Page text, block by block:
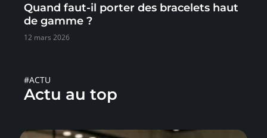
Quand faut-il porter des bracelets haut
de gamme ?
12 mars 2026
#ACTU
Actu au top